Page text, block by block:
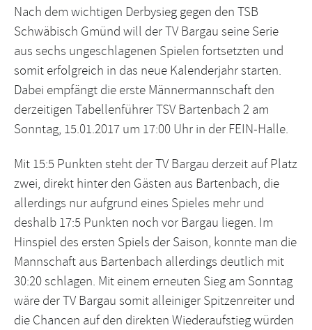
Nach dem wichtigen Derbysieg gegen den TSB
Schwäbisch Gmünd will der TV Bargau seine Serie
aus sechs ungeschlagenen Spielen fortsetzten und
somit erfolgreich in das neue Kalenderjahr starten.
Dabei empfängt die erste Männermannschaft den
derzeitigen Tabellenführer TSV Bartenbach 2 am
Sonntag, 15.01.2017 um 17:00 Uhr in der FEIN-Halle.
Mit 15:5 Punkten steht der TV Bargau derzeit auf Platz
zwei, direkt hinter den Gästen aus Bartenbach, die
allerdings nur aufgrund eines Spieles mehr und
deshalb 17:5 Punkten noch vor Bargau liegen. Im
Hinspiel des ersten Spiels der Saison, konnte man die
Mannschaft aus Bartenbach allerdings deutlich mit
30:20 schlagen. Mit einem erneuten Sieg am Sonntag
wäre der TV Bargau somit alleiniger Spitzenreiter und
die Chancen auf den direkten Wiederaufstieg würden